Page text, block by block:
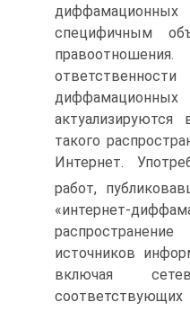
диффамационных
специфичным
актуализируются
такого
Интернет.
работ,
«интернет-
источников
включая